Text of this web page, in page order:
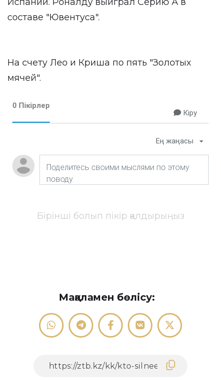
составе "Ювентуса".
На счету Лео и Криша по пять "Золотых
мячей".
0 Пікірлер
Кіру
Ең жаңасы
Бірінші болып пікір қалдырыңыз
Мақаламен бөлісу: